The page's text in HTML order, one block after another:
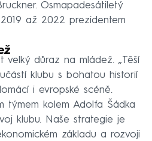
Osmapadesátiletý
až 2022 prezidentem
velký důraz na mládež. „Těší
klubu s bohatou historií
i evropské scéně.
týmem kolem Adolfa Šádka
klubu. Naše strategie je
základu a rozvoji